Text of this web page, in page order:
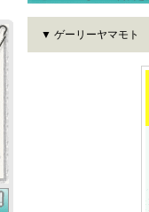
▼ ゲーリーヤマモト